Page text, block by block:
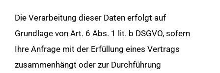
Die Verarbeitung dieser Daten erfolgt auf
Grundlage von Art. 6 Abs. 1 lit. b DSGVO, sofern
Ihre Anfrage mit der Erfüllung eines Vertrags
zusammenhängt oder zur Durchführung